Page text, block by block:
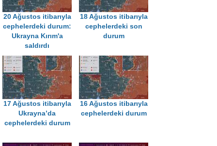
20 Ağustos itibarıyla
cephelerdeki durum:
Ukrayna Kırım'a
saldırdı
18 Ağustos itibarıyla
cephelerdeki son
durum
17 Ağustos itibarıyla
Ukrayna’da
cephelerdeki durum
16 Ağustos itibarıyla
cephelerdeki durum